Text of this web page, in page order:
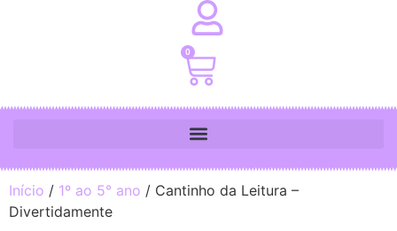
0
Início / 1º ao 5° ano / Cantinho da Leitura –
Divertidamente